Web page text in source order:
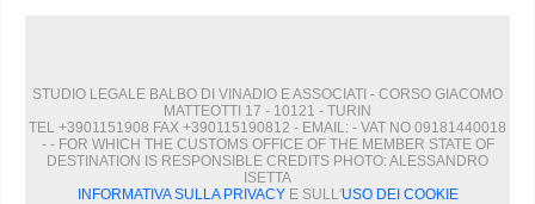
STUDIO LEGALE BALBO DI VINADIO E ASSOCIATI - CORSO GIACOMO
MATTEOTTI 17 - 10121 - TURIN
TEL +3901151908 FAX +390115190812 - EMAIL: - VAT NO 09181440018
- - FOR WHICH THE CUSTOMS OFFICE OF THE MEMBER STATE OF
DESTINATION IS RESPONSIBLE CREDITS PHOTO: ALESSANDRO
ISETTA
INFORMATIVA SULLA PRIVACYE SULL'USO DEI COOKIE